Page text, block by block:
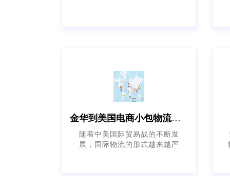
金华到美国电商小包物流运输的三种方式
随着中美国际贸易战的不断发
展，国际物流的形式越来越严